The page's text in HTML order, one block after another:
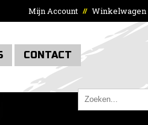
Mijn Account // Winkelwagen
CONTACT